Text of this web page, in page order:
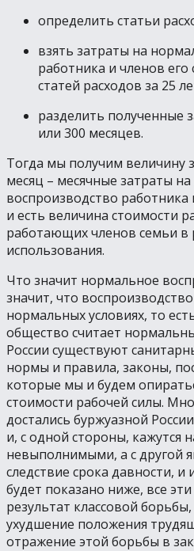
определить статьи
взять затраты на
работника и членов
статей расходов за 25
разделить полученные
или 300 месяцев.
Тогда мы получим величину
месяц – месячные затраты
воспроизводство работника
и есть величина стоимости
работающих членов семьи в
использования.
Что значит нормальное
значит, что
нормальных условиях, то
общество считает
России существуют
нормы и правила, законы,
которые мы и будем
стоимости рабочей силы.
достались буржуазной
и, с одной стороны, кажутся
невыполнимыми, а с другой
следствие срока давности,
будет показано ниже, все
результат классовой
ухудшение положения
отражение этой борьбы в